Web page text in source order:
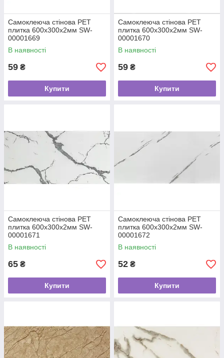
Самоклеюча стінова PET
плитка 600х300х2мм SW-
00001669
В наявності
59 ₴
Купити
Самоклеюча стінова PET
плитка 600х300х2мм SW-
00001670
В наявності
59 ₴
Купити
Самоклеюча стінова PET
плитка 600х300х2мм SW-
00001671
В наявності
65 ₴
Купити
Самоклеюча стінова PET
плитка 600х300х2мм SW-
00001672
В наявності
52 ₴
Купити